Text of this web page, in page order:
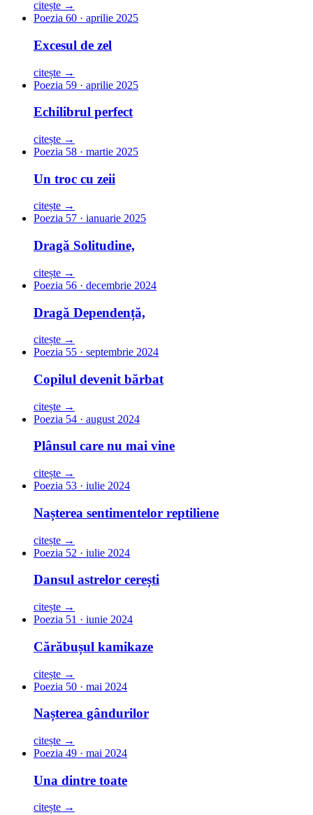
citește →
Poezia 60 · aprilie 2025
Excesul de zel
citește →
Poezia 59 · aprilie 2025
Echilibrul perfect
citește →
Poezia 58 · martie 2025
Un troc cu zeii
citește →
Poezia 57 · ianuarie 2025
Dragă Solitudine,
citește →
Poezia 56 · decembrie 2024
Dragă Dependență,
citește →
Poezia 55 · septembrie 2024
Copilul devenit bărbat
citește →
Poezia 54 · august 2024
Plânsul care nu mai vine
citește →
Poezia 53 · iulie 2024
Nașterea sentimentelor reptiliene
citește →
Poezia 52 · iulie 2024
Dansul astrelor cerești
citește →
Poezia 51 · iunie 2024
Cărăbușul kamikaze
citește →
Poezia 50 · mai 2024
Nașterea gândurilor
citește →
Poezia 49 · mai 2024
Una dintre toate
citește →